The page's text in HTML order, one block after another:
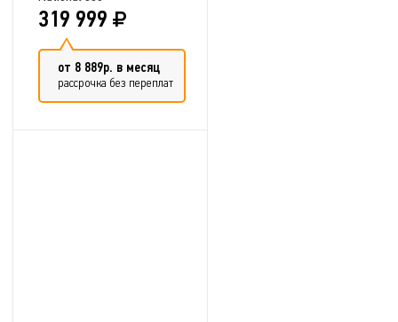
319 999
от 8 889р. в месяц
рассрочка без переплат